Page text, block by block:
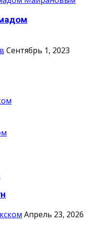
Сентябрь 1, 2023
Апрель 23, 2026